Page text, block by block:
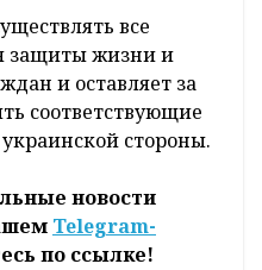
все
защиты жизни и
и оставляет за
соответствующие
стороны.
новости
Telegram-
по ссылке!